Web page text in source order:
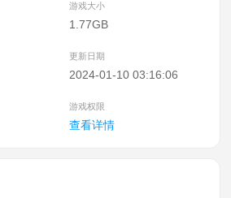
游戏大小
1.77GB
更新日期
2024-01-10 03:16:06
游戏权限
查看详情